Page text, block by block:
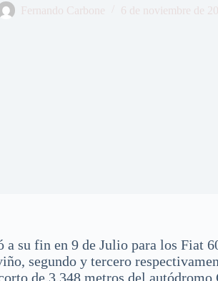
Fernando Carbone 6 de noviembre de
a su fin en 9 de Julio para los Fiat
segundo y tercero
de 3,348 metros del